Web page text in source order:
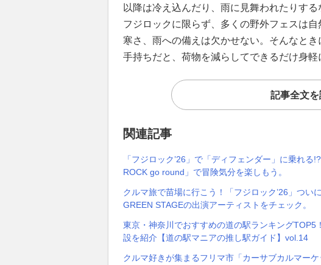
以降は冷え込んだり、雨に見舞われたりする
フジロックに限らず、多くの野外フェスは
寒さ、雨への備えは欠かせない。そんなとき
手持ちだと、荷物を減らしてできるだけ身軽
記事全文
関連記事
「フジロック’26」で「ディフェンダー」に乗れ
ROCK go round」で冒険気分を楽しもう。
クルマ旅で苗場に行こう！「フジロック’26」つい
GREEN STAGEの出演アーティストをチェック。
東京・神奈川でおすすめの道の駅ランキング
設を紹介【道の駅マニアの推し駅ガイド】vol.14
クルマ好きが集まるフリマ市「カーサブカルマー